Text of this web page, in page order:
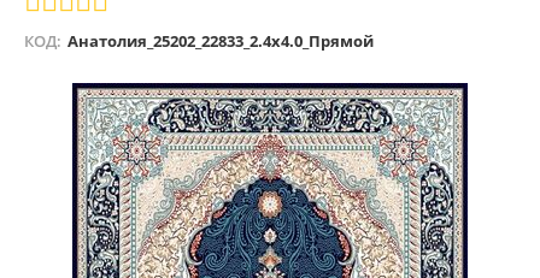
КОД: Анатолия_25202_22833_2.4x4.0_Прямой